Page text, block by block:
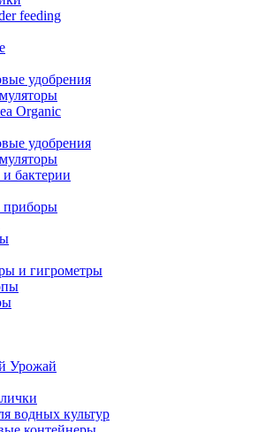
feeding
удобрения
Organic
удобрения
бактерии
приборы
и гигрометры
Урожай
водных культур